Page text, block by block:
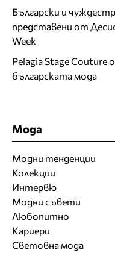
Български и
представени от
Week
Pelagia Stage Couture
българската мода
Мода
Модни тенденции
Колекции
Интервю
Модни съвети
Любопитно
Кариери
Световна мода